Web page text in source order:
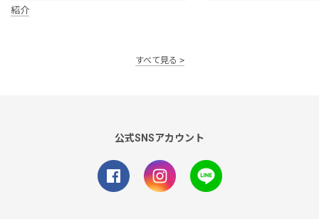
紹介
すべて見る
公式SNSアカウント